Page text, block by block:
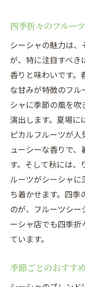
四季折々のフルー
シーシャの魅力は
が、特に注目すべき
香りと味わいです。
な甘みが特徴のフル
シャに季節の風を
演出します。夏場に
ピカルフルーツが
ューシーな香りで
す。そして秋には、
ルーツがシーシャ
ち着かせます。四
のが、フルーツシ
ーシャ店でも四季
ています。
季節ごとのおすす